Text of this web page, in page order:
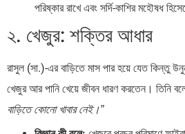
পরিষ্কার রাখে এবং সর্দি-কাশির মহৌষধ
২. খেজুর: শক্তির আধার
রাসুল (সা.)-এর বাড়িতে মাস পার হয়ে যেত কিন্তু
খেজুর আর পানি খেয়ে জীবন ধারণ করতেন। তিনি
বাড়িতে কোনো খাবার নেই।”